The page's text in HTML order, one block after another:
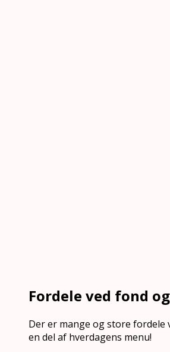
Fordele ved fond
Der er mange og store
en del af hverdagens menu!